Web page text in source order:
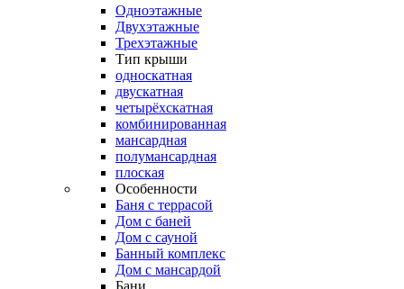
Одноэтажные
Двухэтажные
Трехэтажные
Тип крыши
односкатная
двускатная
четырёхскатная
комбинированная
мансардная
полумансардная
плоская
Особенности
Баня с террасой
Дом с баней
Дом с сауной
Банный комплекс
Дом с мансардой